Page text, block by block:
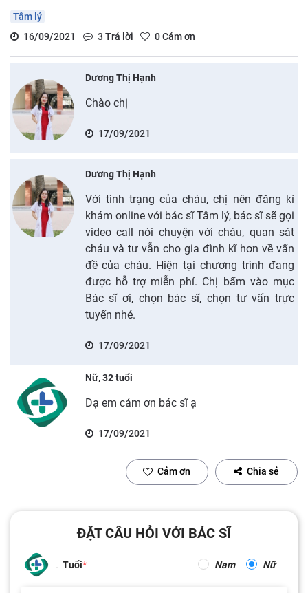
Tâm lý
16/09/2021
3 Trả lời 0Cảm ơn
Dương Thị Hạnh
Chào chị
17/09/2021
Dương Thị Hạnh
Với tình trạng của cháu, chị nên đăng kí
khám online với bác sĩ Tâm lý, bác sĩ sẽ gọi
video call nói chuyện với cháu, quan sát
cháu và tư vẫn cho gia đình kĩ hơn về vấn
đề của cháu. Hiện tại chương trình đang
được hỗ trợ miễn phí. Chị bấm vào mục
Bác sĩ ơi, chọn bác sĩ, chọn tư vấn trực
tuyến nhé.
17/09/2021
Nữ, 32 tuổi
Dạ em cảm ơn bác sĩ ạ
17/09/2021
Cảm ơn Chia sẻ
ĐẶT CÂU HỎI VỚI BÁC SĨ
Tuổi Nam Nữ